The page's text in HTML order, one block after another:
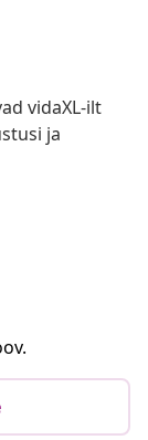
vidaXL-ilt
ja